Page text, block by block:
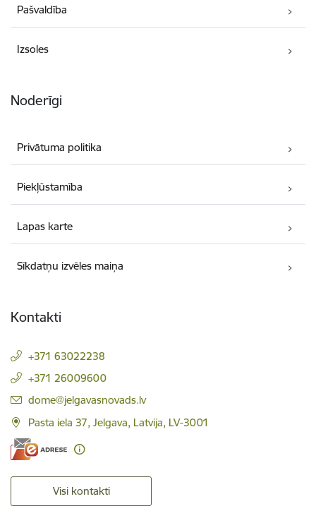
Pašvaldība
Izsoles
Noderīgi
Privātuma politika
Piekļūstamība
Lapas karte
Sīkdatņu izvēles maiņa
Kontakti
+371 63022238
+371 26009600
E-pasts:
dome@jelgavasnovads.lv
Pasta iela 37, Jelgava, Latvija, LV-3001
Visi kontakti